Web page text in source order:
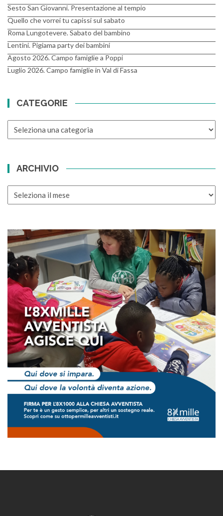
Sesto San Giovanni. Presentazione al tempio
Quello che vorrei tu capissi sul sabato
Roma Lungotevere. Sabato del bambino
Lentini. Pigiama party dei bambini
Agosto 2026. Campo famiglie a Poppi
Luglio 2026. Campo famiglie in Val di Fassa
CATEGORIE
ARCHIVIO